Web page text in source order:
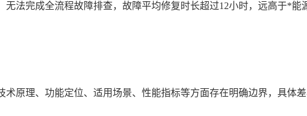
法完成全流程故障排查，故障平均修复时长超过12小时，远高于*
原理、功能定位、适用场景、性能指标等方面存在明确边界，具体差